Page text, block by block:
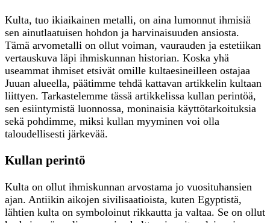
Kulta, tuo ikiaikainen metalli, on aina lumonnut ihmisiä
sen ainutlaatuisen hohdon ja harvinaisuuden ansiosta.
Tämä arvometalli on ollut voiman, vaurauden ja estetiikan
vertauskuva läpi ihmiskunnan historian. Koska yhä
useammat ihmiset etsivät omille kultaesineilleen ostajaa
Juuan alueella, päätimme tehdä kattavan artikkelin kultaan
liittyen. Tarkastelemme tässä artikkelissa kullan perintöä,
sen esiintymistä luonnossa, moninaisia käyttötarkoituksia
sekä pohdimme, miksi kullan myyminen voi olla
taloudellisesti järkevää.
Kullan perintö
Kulta on ollut ihmiskunnan arvostama jo vuosituhansien
ajan. Antiikin aikojen sivilisaatioista, kuten Egyptistä,
lähtien kulta on symboloinut rikkautta ja valtaa. Se on ollut